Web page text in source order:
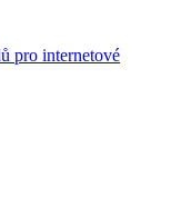
pro internetové